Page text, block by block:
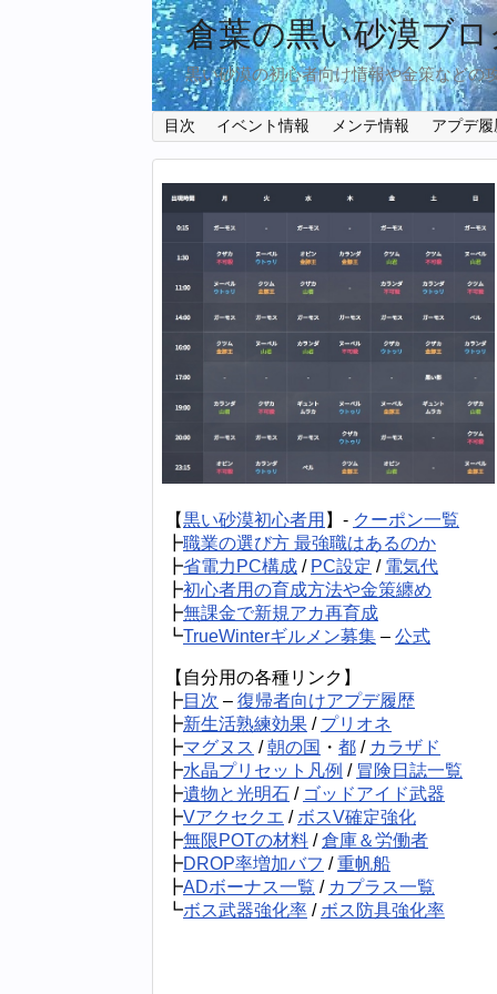
倉葉の黒い砂漠ブロ
黒い砂漠の初心者向け情報や金策などの
目次 イベント情報 メンテ情報 アプデ履
【黒い砂漠初心者用 】- クーポン一覧
┣職業の選び方 最強職はあるのか
┣省電力PC構成 / PC設定 / 電気代
┣初心者用の育成方法や金策纏め
┣無課金で新規アカ再育成
┗TrueWinterギルメン募集 – 公式
【自分用の各種リンク】
┣目次 – 復帰者向けアプデ履歴
┣新生活熟練効果 / プリオネ
┣マグヌス /朝の国 ・ 都 / カラザド
┣水晶プリセット凡例 / 冒険日誌一覧
┣遺物と光明石 / ゴッドアイド武器
┣Vアクセクエ / ボスV確定強化
┣無限POTの材料 /倉庫＆労働者
┣DROP率増加バフ /重帆船
┣ADボーナス一覧 / カプラス一覧
┗ボス武器強化率 / ボス防具強化率